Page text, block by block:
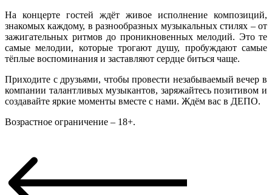
На концерте гостей ждёт живое исполнение композиций,
знакомых каждому, в разнообразных музыкальных стилях – от
зажигательных ритмов до проникновенных мелодий. Это те
самые мелодии, которые трогают душу, пробуждают самые
тёплые воспоминания и заставляют сердце биться чаще.
Приходите с друзьями, чтобы провести незабываемый вечер в
компании талантливых музыкантов, заряжайтесь позитивом и
создавайте яркие моменты вместе с нами. Ждём вас в ДЕПО.
Возрастное ограничение – 18+.